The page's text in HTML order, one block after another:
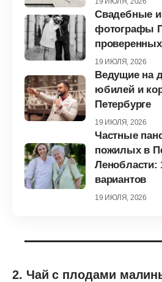
Свадебные
фотографы
19 ИЮЛЯ, 2026
Ведущие на
юбилей и
Петербурге
19 ИЮЛЯ, 2026
Частные
пожилых в
Ленобласти:
вариантов
19 ИЮЛЯ, 2026
2. Чай с плодами